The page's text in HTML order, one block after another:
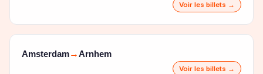
Voir les billets →
Amsterdam→Arnhem
Voir les billets →